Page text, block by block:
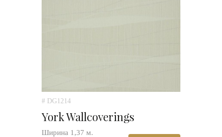
# DG1214
York Wallcoverings
Ширина 1,37 м.